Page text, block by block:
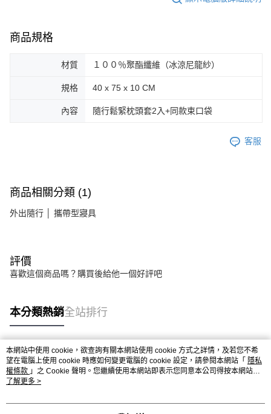
商品規格
材質 １００％聚酯纖維（冰涼尼龍紗）
規格 40 x 75 x 10 CM
內容 隨行鬆緊枕頭套2入+同款束口袋
客服
商品相關分類 (1)
外出隨行 │ 攜帶型寢具
評價
喜歡這個商品嗎？購買後給他一個好評吧
本分類熱銷全站排行
熱門標籤
本網站中使用 cookie，欲查詢有關本網站使用 cookie 方式之詳情，及若您不希
望在電腦上使用 cookie 時應如何變更電腦的 cookie 設定，請參閱本網站「 隱私
權條款 」之 Cookie 聲明。您繼續使用本網站即表示您同意本公司得按本網站使
用條款之 Cookie 聲明使用 cookie。
了解更多 >